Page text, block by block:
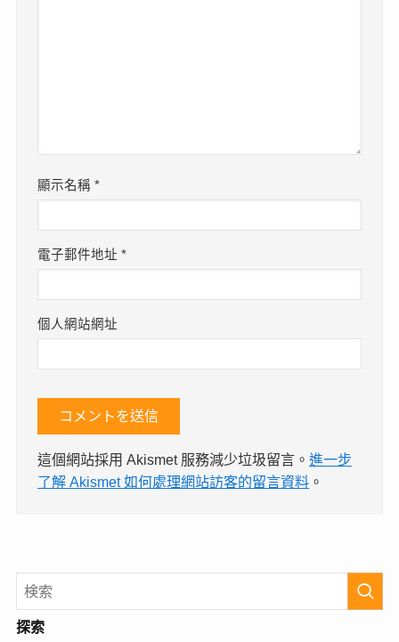
顯示名稱*
電子郵件地址*
個人網站網址
這個網站採用 Akismet 服務減少垃圾留言。進一步
了解 Akismet 如何處理網站訪客的留言資料 。
探索